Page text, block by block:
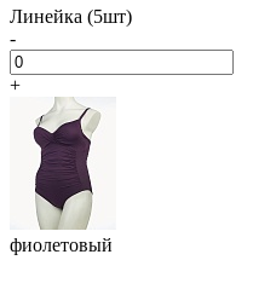
Линейка (5шт)
-
+
фиолетовый